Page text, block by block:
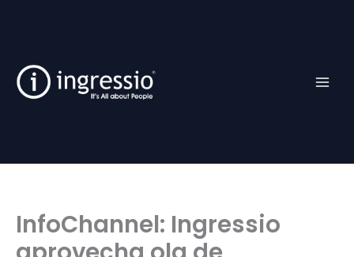
InfoChannel: Ingressio